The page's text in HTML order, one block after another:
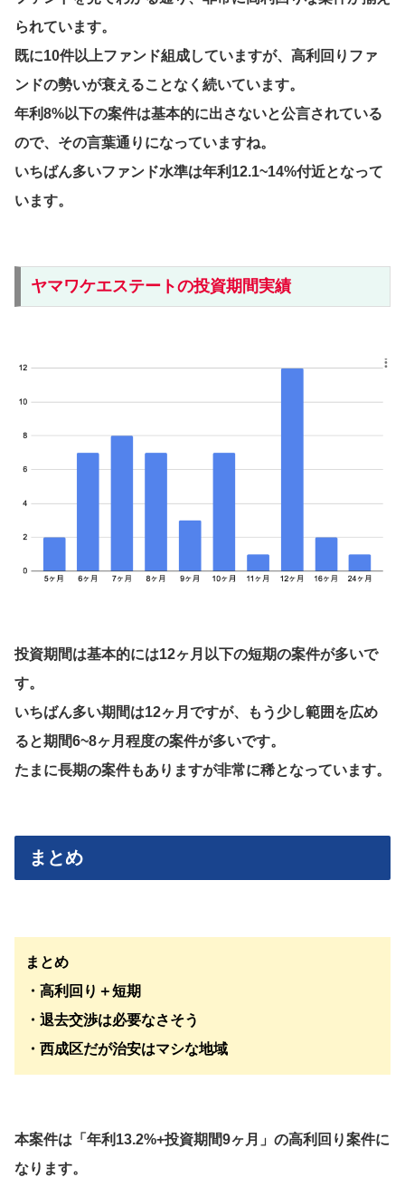
られています。
既に10件以上ファンド組成していますが、高利回りファ
ンドの勢いが衰えることなく続いています。
年利8%以下の案件は基本的に出さないと公言されている
ので、その言葉通りになっていますね。
いちばん多いファンド水準は年利12.1~14%付近となって
います。
ヤマワケエステートの投資期間実績
投資期間は基本的には12ヶ月以下の短期の案件が多いで
す。
いちばん多い期間は12ヶ月ですが、もう少し範囲を広め
ると期間6~8ヶ月程度の案件が多いです。
たまに長期の案件もありますが非常に稀となっています。
まとめ
まとめ
・高利回り＋短期
・退去交渉は必要なさそう
・西成区だが治安はマシな地域
本案件は「年利13.2%+投資期間9ヶ月」の高利回り案件に
なります。